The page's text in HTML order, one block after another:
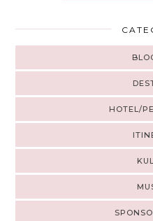
HOTEL/